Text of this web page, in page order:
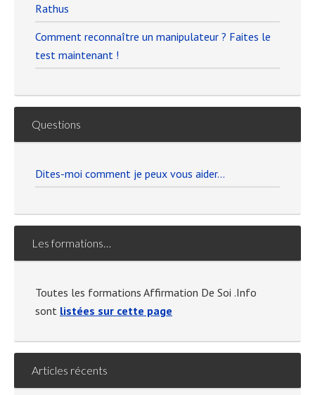
Rathus
Comment reconnaître un manipulateur ? Faites le
test maintenant !
Questions
Dites-moi comment je peux vous aider…
Les formations…
Toutes les formations Affirmation De Soi .Info
sont listées sur cette page
Articles récents